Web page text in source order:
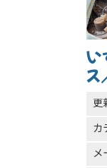
い
ス
更
カ
メ